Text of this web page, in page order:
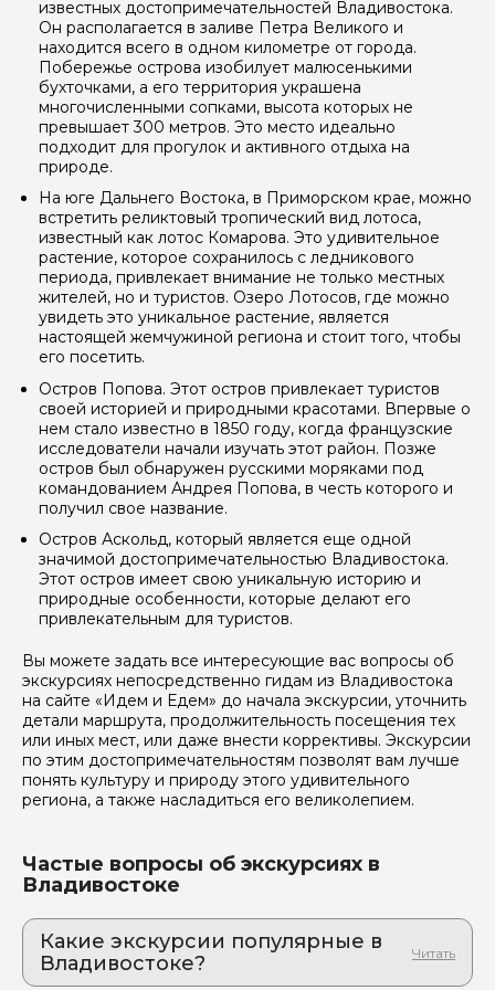
известных достопримечательностей Владивостока.
Он располагается в заливе Петра Великого и
находится всего в одном километре от города.
Побережье острова изобилует малюсенькими
бухточками, а его территория украшена
многочисленными сопками, высота которых не
превышает 300 метров. Это место идеально
подходит для прогулок и активного отдыха на
природе.
На юге Дальнего Востока, в Приморском крае, можно
встретить реликтовый тропический вид лотоса,
известный как лотос Комарова. Это удивительное
растение, которое сохранилось с ледникового
периода, привлекает внимание не только местных
жителей, но и туристов. Озеро Лотосов, где можно
увидеть это уникальное растение, является
настоящей жемчужиной региона и стоит того, чтобы
его посетить.
Остров Попова. Этот остров привлекает туристов
своей историей и природными красотами. Впервые о
нем стало известно в 1850 году, когда французские
исследователи начали изучать этот район. Позже
остров был обнаружен русскими моряками под
командованием Андрея Попова, в честь которого и
получил свое название.
Остров Аскольд, который является еще одной
значимой достопримечательностью Владивостока.
Этот остров имеет свою уникальную историю и
природные особенности, которые делают его
привлекательным для туристов.
Вы можете задать все интересующие вас вопросы об
экскурсиях непосредственно гидам из Владивостока
на сайте «Идем и Едем» до начала экскурсии, уточнить
детали маршрута, продолжительность посещения тех
или иных мест, или даже внести коррективы. Экскурсии
по этим достопримечательностям позволят вам лучше
понять культуру и природу этого удивительного
региона, а также насладиться его великолепием.
Частые вопросы об экскурсиях в
Владивостоке
Какие экскурсии популярные в
Владивостоке?